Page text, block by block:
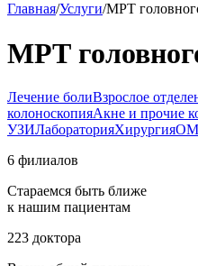
Главная/Услуги/МРТ
МРТ
Лечение болиВзрослое
колоноскопияАкне и прочие
УЗИЛабораторияХирургия
6 филиалов
Стараемся быть ближе
к нашим пациентам
223 доктора